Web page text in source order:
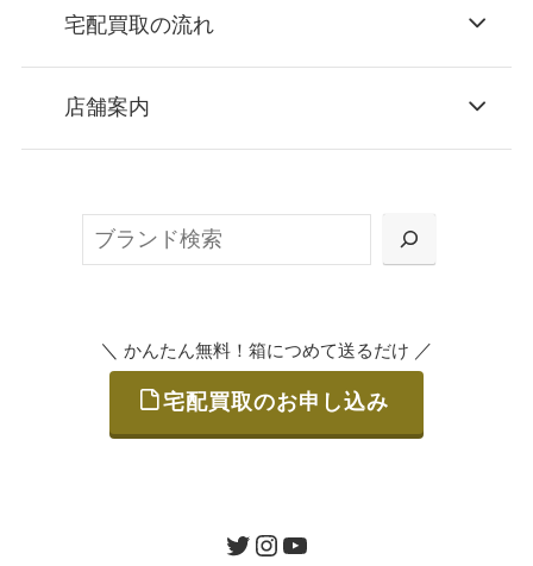
宅配買取の流れ
お申込み
または梱包材不要の「集荷申込」からお選び
ご発送
店舗案内
＼ かんたん無料！箱につめて送るだけ ／
宅配買取のお申し込み
ツイッターインスタグラムユーチューブ